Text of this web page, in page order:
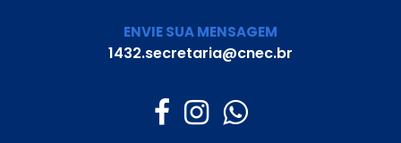
ENVIE SUA MENSAGEM
1432.secretaria@cnec.br